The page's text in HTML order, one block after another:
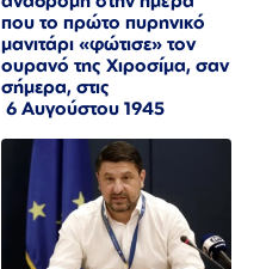
που το πρώτο πυρηνικό
μανιτάρι «φώτισε» τον
ουρανό της Χιροσίμα, σαν
σήμερα, στις
6 Αυγούστου 1945